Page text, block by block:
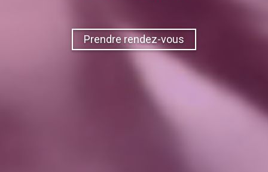
Prendre rendez-vous